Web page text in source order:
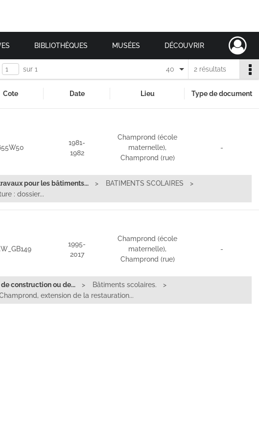
BIBLIOTHÈQUES MUSÉES DÉCOUVRIR
sur 1 2 résultats
40
Cote Date Lieu Type de document
1981-
1982
Champrond (école
maternelle),
Champrond (rue)
-
pour les bâtiments...
BATIMENTS SCOLAIRES
: dossier...
1995-
2017
Champrond (école
maternelle),
Champrond (rue)
-
construction ou de...
Bâtiments scolaires.
extension de la restauration...